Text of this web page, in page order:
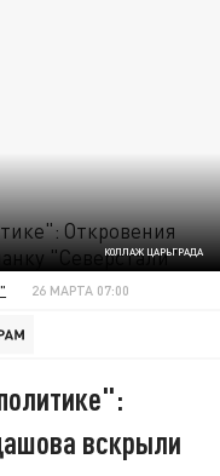
КОЛЛАЖ ЦАРЬГРАДА
26 МАРТА 07:00
вскрыли